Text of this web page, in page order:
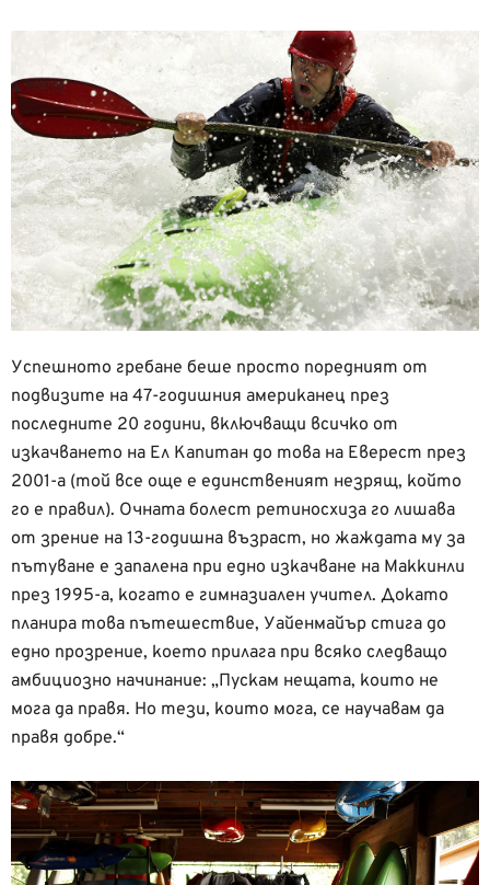
Успешното гребане беше просто поредният от
подвизите на 47-годишния американец през
последните 20 години, включващи всичко от
изкачването на Ел Капитан до това на Еверест през
2001-а (той все още е единственият незрящ, който
го е правил). Очната болест ретиносхиза го лишава
от зрение на 13-годишна възраст, но жаждата му за
пътуване е запалена при едно изкачване на Маккинли
през 1995-а, когато е гимназиален учител. Докато
планира това пътешествие, Уайенмайър стига до
едно прозрение, което прилага при всяко следващо
амбициозно начинание: „Пускам нещата, които не
мога да правя. Но тези, които мога, се научавам да
правя добре.“